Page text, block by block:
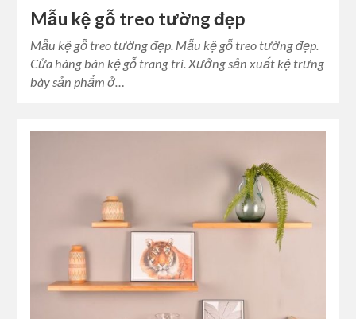
Mẫu kệ gỗ treo tường đẹp
Mẫu kệ gỗ treo tường đẹp. Mẫu kệ gỗ treo tường đẹp.
Cửa hàng bán kệ gỗ trang trí. Xưởng sản xuất kệ trưng
bày sản phẩm ở…